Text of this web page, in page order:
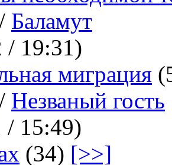
Баламут
/ 19:31)
миграция
Незваный гость
/ 15:49)
(34) [>>]